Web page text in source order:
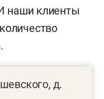
наши клиенты
д.